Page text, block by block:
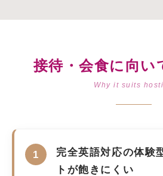
接待・会食に向い
Why it suits
完全英語対応の体験
トが飽きにくい